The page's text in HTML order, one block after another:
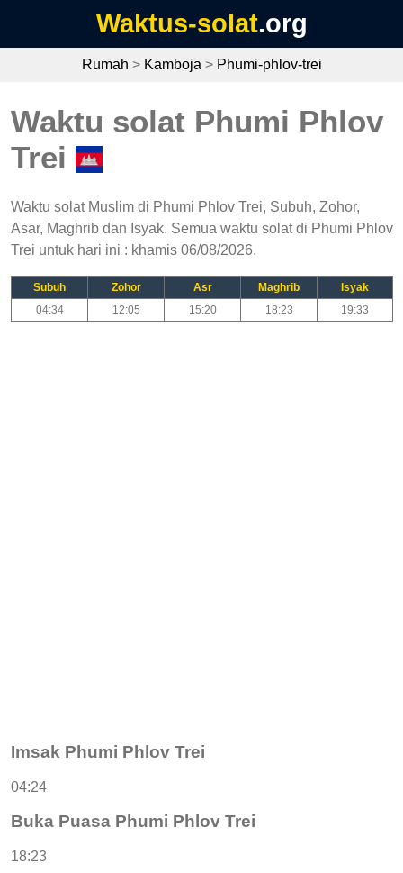
Waktus-solat.org
Rumah > Kamboja > Phumi-phlov-trei
Waktu solat Phumi Phlov
Trei
Waktu solat Muslim di Phumi Phlov Trei, Subuh, Zohor,
Asar, Maghrib dan Isyak. Semua waktu solat di Phumi Phlov
Trei untuk hari ini : khamis 06/08/2026.
Subuh Zohor Asr Maghrib
Isyak
04:34
12:05 15:20 18:23 19:33
Imsak Phumi Phlov Trei
04:24
Buka Puasa Phumi Phlov Trei
18:23